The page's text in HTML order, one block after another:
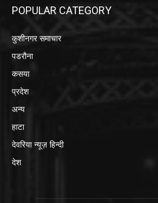
POPULAR CATEGORY
कुशीनगर समाचार
पडरौना
कसया
प्रदेश
अन्य
हाटा
देवरिया न्यूज़ हिन्दी
देश